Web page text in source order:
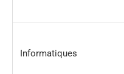
Informatiques